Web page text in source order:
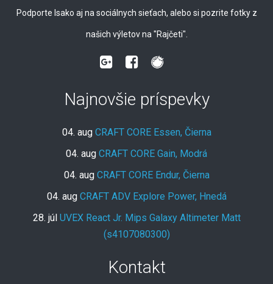
Podporte Isako aj na sociálnych sieťach, alebo si pozrite fotky z
našich výletov na "Rajčeti".
Najnovšie príspevky
04. aug CRAFT CORE Essen, Čierna
04. aug CRAFT CORE Gain, Modrá
04. aug CRAFT CORE Endur, Čierna
04. aug CRAFT ADV Explore Power, Hnedá
28. júl UVEX React Jr. Mips Galaxy Altimeter Matt
(s4107080300)
Kontakt